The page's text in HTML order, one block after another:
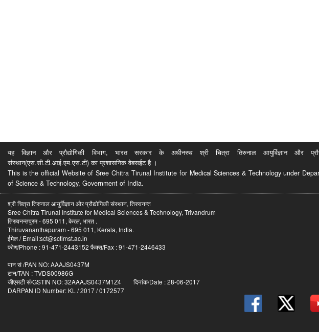
यह विज्ञान और प्रौद्योगिकी विभाग, भारत सरकार के अधीनस्थ श्री चित्रा तिरुनाल आयुर्विज्ञान और
संस्थान(एस.सी.टी.आई.एम.एस.टी) का प्रशासनिक वेबसईट है ।
This is the official Website of Sree Chitra Tirunal Institute for Medical Sciences & Technology under
of Science & Technology, Government of India.
श्री चित्रा तिरुनाल आयुर्विज्ञान और प्रौद्योगिकी संस्थान, तिरुवनन्त
Sree Chitra Tirunal Institute for Medical Sciences & Technology, Trivandrum
तिरुवनन्तपुरम - 695 011, केरल, भारत .
Thiruvananthapuram - 695 011, Kerala, India.
ईमेल / Email:sct@sctimst.ac.in
फोण/Phone : 91-471-2443152 फैक्स/Fax : 91-471-2446433
पान सं /PAN NO: AAAJS0437M
टान/TAN : TVDS00986G
जीएसटी सं/GSTIN NO: 32AAAJS0437M1Z4 दिनांक/Date : 28-06-2017
DARPAN ID Number: KL / 2017 / 0172577